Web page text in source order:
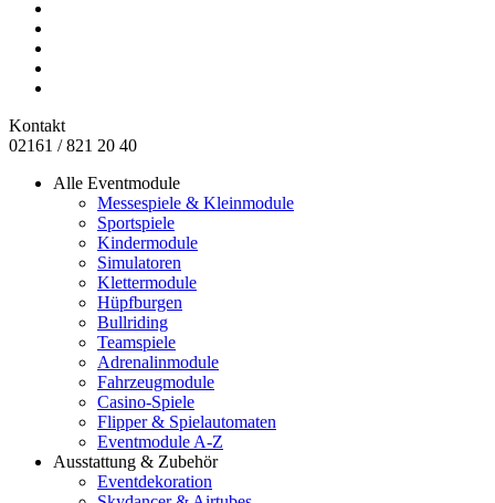
Kontakt
02161 / 821 20 40
Alle Eventmodule
Messespiele & Kleinmodule
Sportspiele
Kindermodule
Simulatoren
Klettermodule
Hüpfburgen
Bullriding
Teamspiele
Adrenalinmodule
Fahrzeugmodule
Casino-Spiele
Flipper & Spielautomaten
Eventmodule A-Z
Ausstattung & Zubehör
Eventdekoration